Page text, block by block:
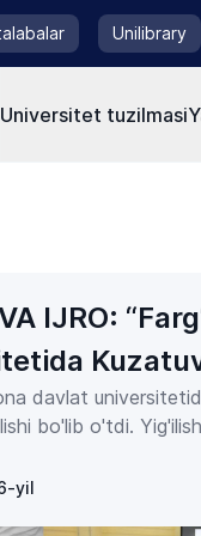
Unilibrary
Universitet tuzilmasi
IJRO:
davlat
bo'lib o'tdi.
ijrosi
yil